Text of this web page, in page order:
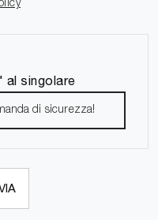
al singolare